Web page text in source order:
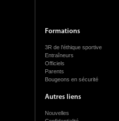
Formations
3R de l'éthique sportive
Entraîneurs
Officiels
Parents
Bougeons en sécurité
Autres liens
Nouvelles